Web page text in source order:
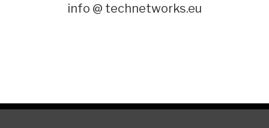
info @ technetworks.eu